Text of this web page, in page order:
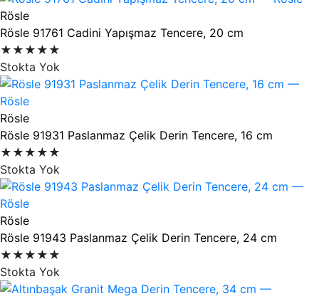
Rösle
Rösle 91761 Cadini Yapışmaz Tencere, 20 cm
★★★★★
Stokta Yok
Rösle
Rösle 91931 Paslanmaz Çelik Derin Tencere, 16 cm
★★★★★
Stokta Yok
Rösle
Rösle 91943 Paslanmaz Çelik Derin Tencere, 24 cm
★★★★★
Stokta Yok